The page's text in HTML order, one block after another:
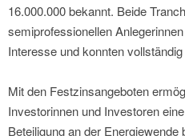
16.000.000 bekannt. Beide
semiprofessionellen
Interesse und konnten
Mit den Festzinsangeboten
Investorinnen und Investoren
Beteiligung an der